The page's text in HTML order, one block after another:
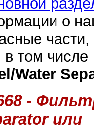
о
в том
Water
-
или